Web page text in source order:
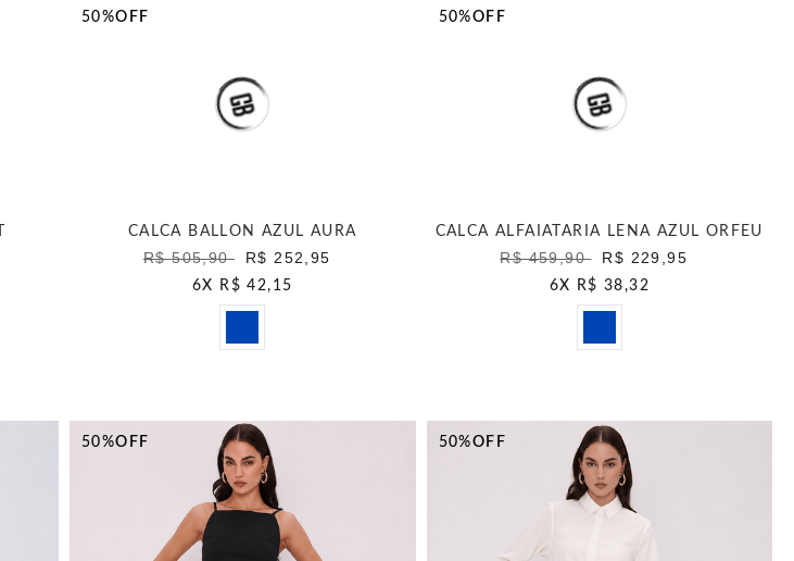
50%OFF
CALCA BALLON AZUL AURA
R$ 505,90 R$ 252,95
6X R$ 42,15
50%OFF
CALCA ALFAIATARIA LENA AZUL ORFEU
R$ 459,90 R$ 229,95
6X R$ 38,32
50%OFF 50%OFF